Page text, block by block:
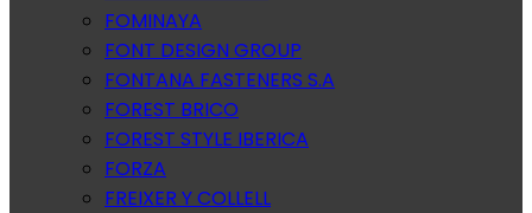
FOMINAYA
FONT DESIGN GROUP
FONTANA FASTENERS S.A
FOREST BRICO
FOREST STYLE IBERICA
FORZA
FREIXER Y COLLELL